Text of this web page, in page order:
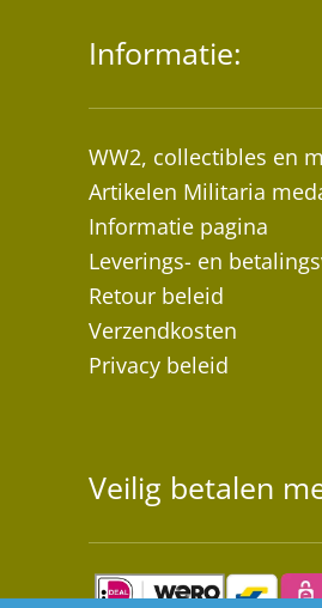
Informatie:
WW2, collectibles en
Artikelen Militaria
Informatie pagina
Leverings- en
Retour beleid
Verzendkosten
Privacy beleid
Veilig betalen